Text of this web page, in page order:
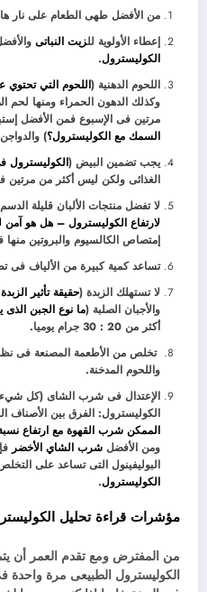
من الأفضل طهى الطعام على نار
إعطاء الأولوية للزيت النباتى
الكوليسترول.
اللحوم الدهنية (اللحوم التي
وكذلك الدهون الحمراء ومنها لحم
مرتين فى الإسبوع فمن الأفضل
السمك مع الكوليسترول؟)
يجب تضمين البيض (الكوليسترول
الغذائى ولكن ليس أكثر من مرتين
لا تفضل منتجات الألبان قليلة
لارتفاع الكوليسترول – هل هو
إمتصاص الكالسيوم والبروتين
تساعد كمية كبيرة من الألياف فى
لا تستهلك الزبدة (حقيقة تأثير
والأجبان الصلبة (ما نوع الجبن الذى
أكثر من 20 : 30 جرام يوميا.
تخلص من الأطعمة المصنعة فى
واللحوم المدخنة.
الإعتدال فى شرب الشاى (كل شيء
الكوليسترول: الفرق بين الأصناف
الممكن شرب القهوة مع ارتفاع
ومن الأفضل شرب الشاي الأخضر
البوليفينول التى تساعد على
الكوليسترول.
مؤشرات قراءة تحليل
من المفترض ومع تقدم العمر أن
الكوليسترول الطبيعى مرة واحدة